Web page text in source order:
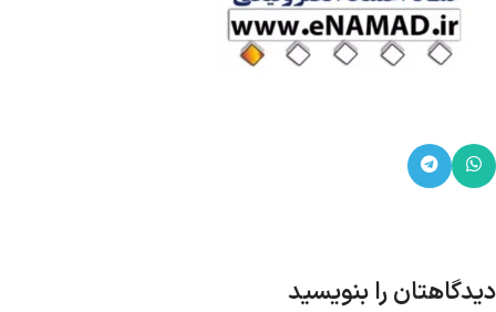
دیدگاهتان را بنویسید